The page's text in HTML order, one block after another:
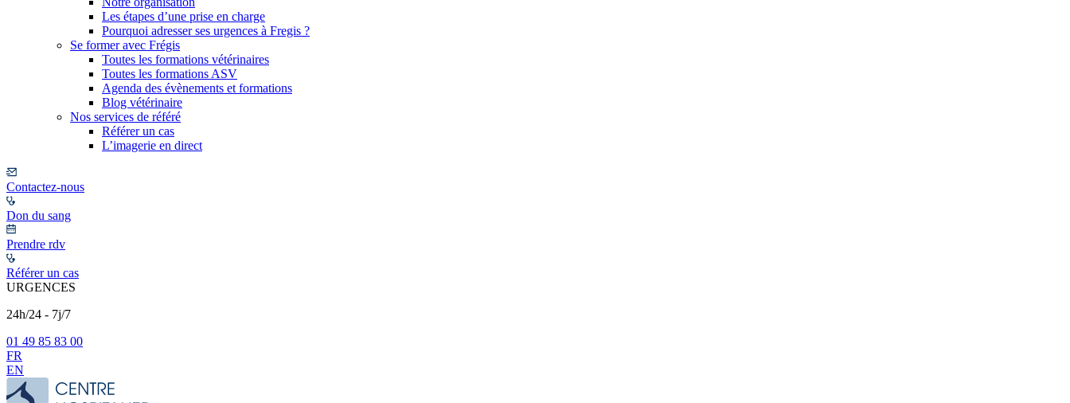
Les étapes d’une prise en charge
Pourquoi adresser ses urgences à Fregis ?
Se former avec Frégis
Toutes les formations vétérinaires
Toutes les formations ASV
Agenda des évènements et formations
Blog vétérinaire
Nos services de référé
Référer un cas
L’imagerie en direct
Contactez-nous
Don du sang
Prendre rdv
Référer un cas
URGENCES
24h/24 - 7j/7
01 49 85 83 00
FR
EN